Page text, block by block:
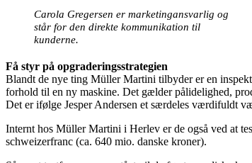
Carola Gregersen er marketingansvarlig og
står for den direkte kommunikation til
kunderne.
Få styr på opgraderingsstrategien
Blandt de nye ting Müller Martini tilbyder er en
forhold til en ny maskine. Det gælder pålidelighed,
Det er ifølge Jesper Andersen et særdeles værdifuldt
Internt hos Müller Martini i Herlev er de også ved at
schweizerfranc (ca. 640 mio. danske kroner).